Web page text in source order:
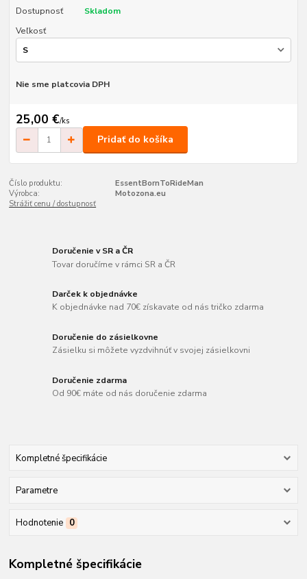
Dostupnosť
Skladom
Veľkosť
Nie sme platcovia DPH
25,00 €/ks
Pridať do košíka
Číslo produktu:
EssentBornToRideMan
Výrobca:
Motozona.eu
Strážiť cenu / dostupnosť
Doručenie v SR a ČR
Tovar doručíme v rámci SR a ČR
Darček k objednávke
K objednávke nad 70€ získavate od nás tričko zdarma
Doručenie do zásielkovne
Zásielku si môžete vyzdvihnúť v svojej zásielkovni
Doručenie zdarma
Od 90€ máte od nás doručenie zdarma
Kompletné špecifikácie
Parametre
Hodnotenie 0
Kompletné špecifikácie